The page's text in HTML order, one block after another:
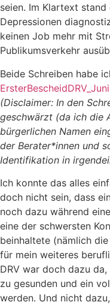
seien. Im Klartext
Depressionen
keinen Job mehr mit
Publikumsverkehr
Beide Schreiben habe
(Disclaimer: In den
geschwärzt (da ich die
bürgerlichen Namen
der Berater*innen und
Identifikation in
Ich konnte das alles
doch nicht sein, dass
noch dazu während
eine der schwersten
beinhaltete (nämlich
für mein weiteres
DRV war doch dazu
zu gesunden und ein
werden. Und nicht